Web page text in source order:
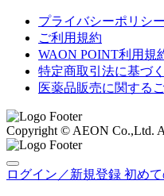
プライバシーポリシー
ご利用規約
WAON POINT利用規
特定商取引法に基づ
医薬品販売に関する
Copyright © AEON Co.,Ltd.
ログイン／新規登録 初め